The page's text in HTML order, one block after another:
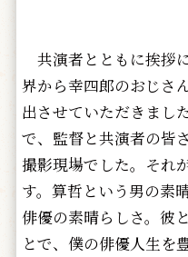
共演者とともに挨拶
界から幸四郎のおじさ
出させていただきまし
で、監督と共演者の皆
撮影現場でした。それ
す。算哲という男の素
俳優の素晴らしさ。彼
とで、僕の俳優人生を